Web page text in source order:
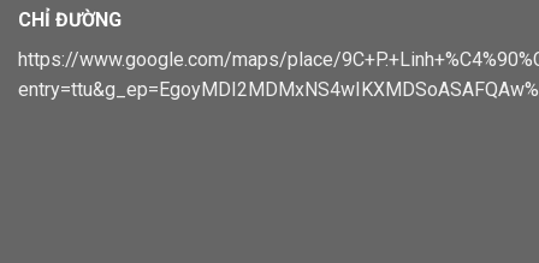
CHỈ ĐƯỜNG
https://www.google.com/maps/place/